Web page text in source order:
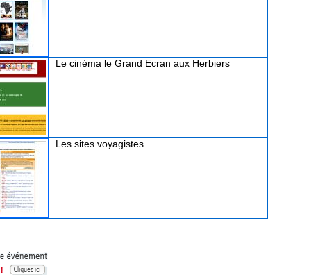
Le cinéma le Grand Ecran aux Herbiers
Les sites voyagistes